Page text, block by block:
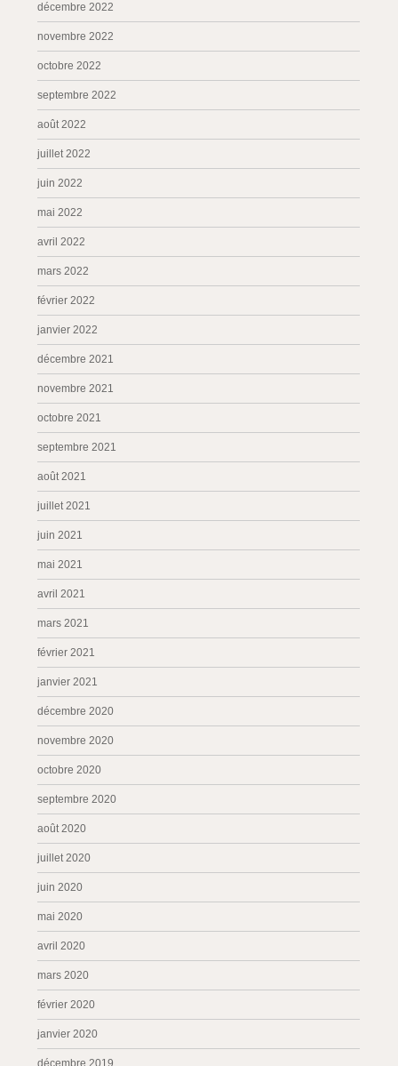
décembre 2022
novembre 2022
octobre 2022
septembre 2022
août 2022
juillet 2022
juin 2022
mai 2022
avril 2022
mars 2022
février 2022
janvier 2022
décembre 2021
novembre 2021
octobre 2021
septembre 2021
août 2021
juillet 2021
juin 2021
mai 2021
avril 2021
mars 2021
février 2021
janvier 2021
décembre 2020
novembre 2020
octobre 2020
septembre 2020
août 2020
juillet 2020
juin 2020
mai 2020
avril 2020
mars 2020
février 2020
janvier 2020
décembre 2019